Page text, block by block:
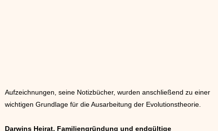
Aufzeichnungen, seine Notizbücher, wurden anschließend zu einer
wichtigen Grundlage für die Ausarbeitung der Evolutionstheorie.
Darwins Heirat, Familiengründung und endgültige